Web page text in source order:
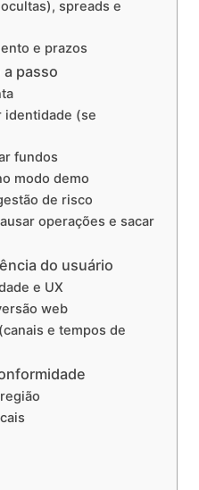
spreads e
e prazos
passo
identidade (se
fundos
modo demo
de risco
operações e sacar
do usuário
e UX
web
e tempos de